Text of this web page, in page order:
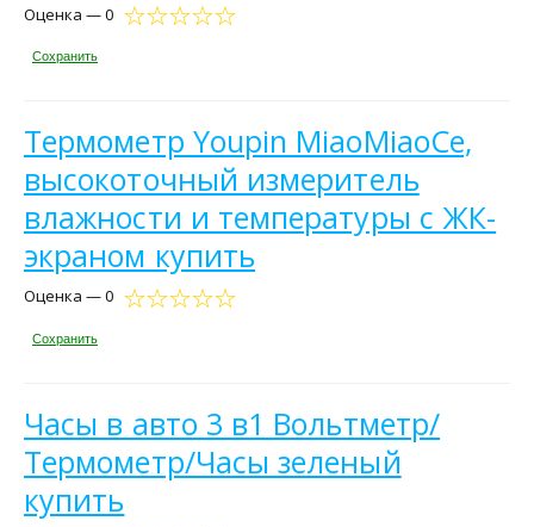
Оценка — 0
Сохранить
Термометр Youpin MiaoMiaoCe,
высокоточный измеритель
влажности и температуры с ЖК-
экраном купить
Оценка — 0
Сохранить
Часы в авто 3 в1 Вольтметр/
Термометр/Часы зеленый
купить